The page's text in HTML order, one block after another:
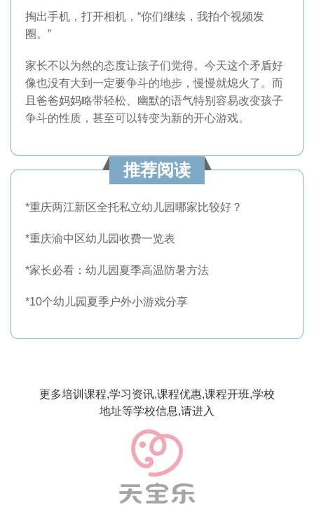
掏出手机，打开相机，“你们继续，我拍个视频发
圈。”
家长不以为然的态度让孩子们觉得。今天这个矛盾好
像也没有大到一定要争斗的地步，慢慢就熄火了。而
且爸爸妈妈略带轻松、幽默的语气特别容易改变孩子
争斗的性质，甚至可以转变为新的开心游戏。
推荐阅读
*重庆两江新区全托私立幼儿园哪家比较好？
*重庆渝中区幼儿园收费一览表
*家长必看：幼儿园夏季高温防暑方法
*10个幼儿园夏季户外小游戏分享
更多培训课程,学习资讯,课程优惠,课程开班,学校
地址等学校信息,请进入